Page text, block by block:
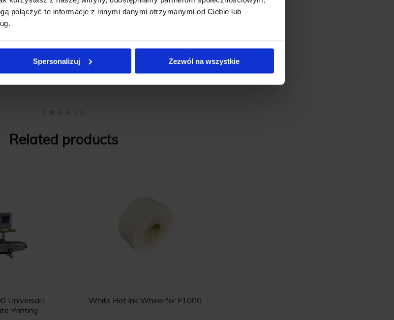
połączyć te informacje z innymi danymi otrzymanymi od Ciebie lub
Spersonalizuj Zezwól na wszystkie
C M S A L E
Related products
Universal |
Printing
White Hot Ink Wheel for F1000